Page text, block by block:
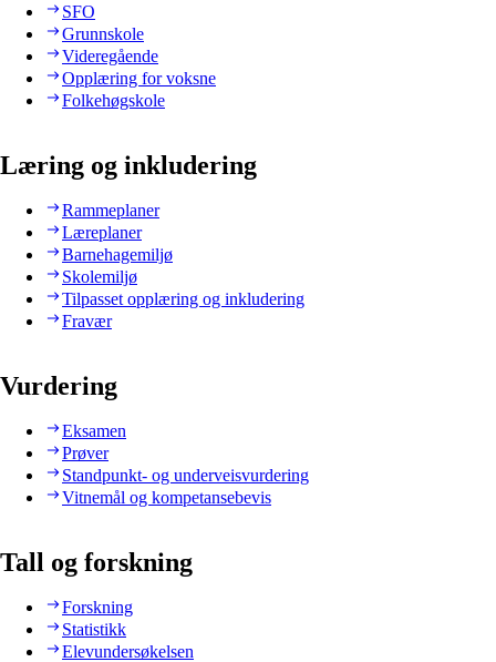
SFO
Grunnskole
Videregående
Opplæring for voksne
Folkehøgskole
Læring og inkludering
Rammeplaner
Læreplaner
Barnehagemiljø
Skolemiljø
Tilpasset opplæring og inkludering
Fravær
Vurdering
Eksamen
Prøver
Standpunkt- og underveisvurdering
Vitnemål og kompetansebevis
Tall og forskning
Forskning
Statistikk
Elevundersøkelsen